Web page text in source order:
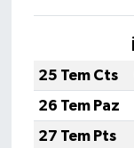
25 Tem Cts
26 Tem Paz
27 Tem Pts